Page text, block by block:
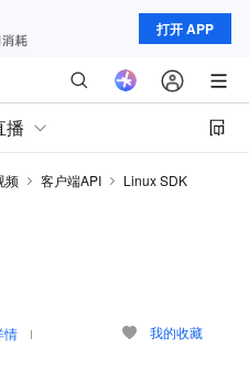
打开 APP
播
频 客户端API
Linux SDK
情 我的收藏